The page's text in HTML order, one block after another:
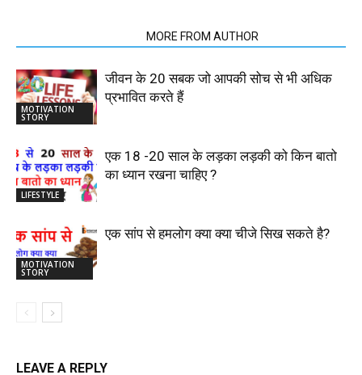
MORE FROM AUTHOR
MOTIVATION
STORY
जीवन के 20 सबक जो आपकी सोच से भी अधिक
प्रभावित करते हैं
LIFESTYLE
एक 18 -20 साल के लड़का लड़की को किन बातो
का ध्यान रखना चाहिए ?
MOTIVATION
STORY
एक सांप से हमलोग क्या क्या चीजे सिख सकते है?
LEAVE A REPLY